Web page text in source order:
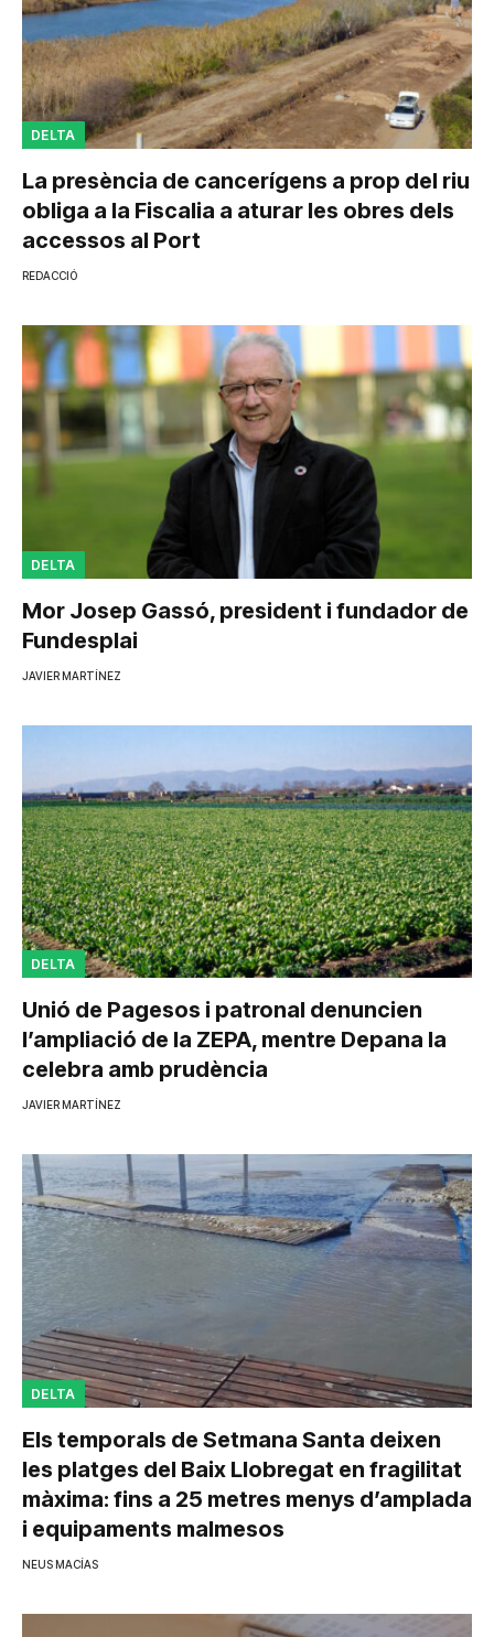
DELTA
La presència de cancerígens a prop del riu
obliga a la Fiscalia a aturar les obres dels
accessos al Port
REDACCIÓ
DELTA
Mor Josep Gassó, president i fundador de
Fundesplai
JAVIER MARTÍNEZ
DELTA
Unió de Pagesos i patronal denuncien
l’ampliació de la ZEPA, mentre Depana la
celebra amb prudència
JAVIER MARTÍNEZ
DELTA
Els temporals de Setmana Santa deixen
les platges del Baix Llobregat en fragilitat
màxima: fins a 25 metres menys d’amplada
i equipaments malmesos
NEUS MACÍAS